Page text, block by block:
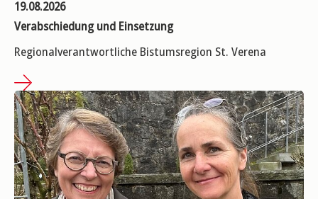
19.08.2026
Verabschiedung und Einsetzung
Regionalverantwortliche Bistumsregion St. Verena